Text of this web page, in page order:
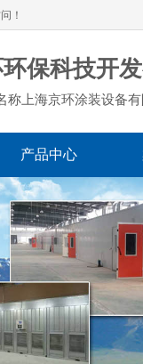
！
保科技开
称上海京环涂装设备
产品中心